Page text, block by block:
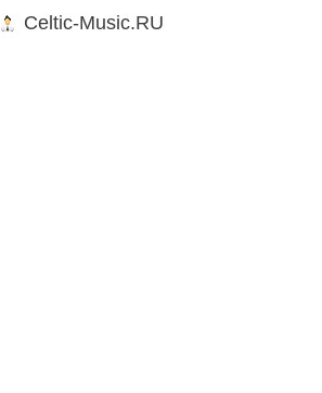
Celtic-Music.RU